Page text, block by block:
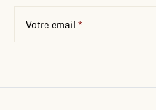
Votre email